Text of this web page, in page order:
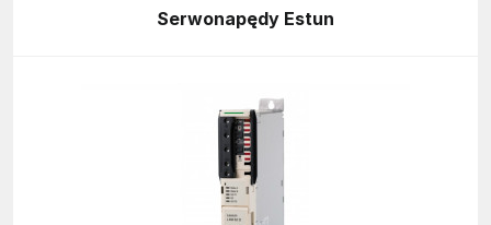
Serwonapędy Estun